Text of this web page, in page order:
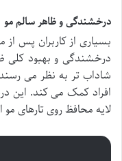
درخشندگی و ظاهر سالم مو
بسیاری از کاربران پس از
درخشندگی و بهبود کلی
شاداب تر به نظر می
افراد کمک می کند. این
لایه محافظ روی تارهای